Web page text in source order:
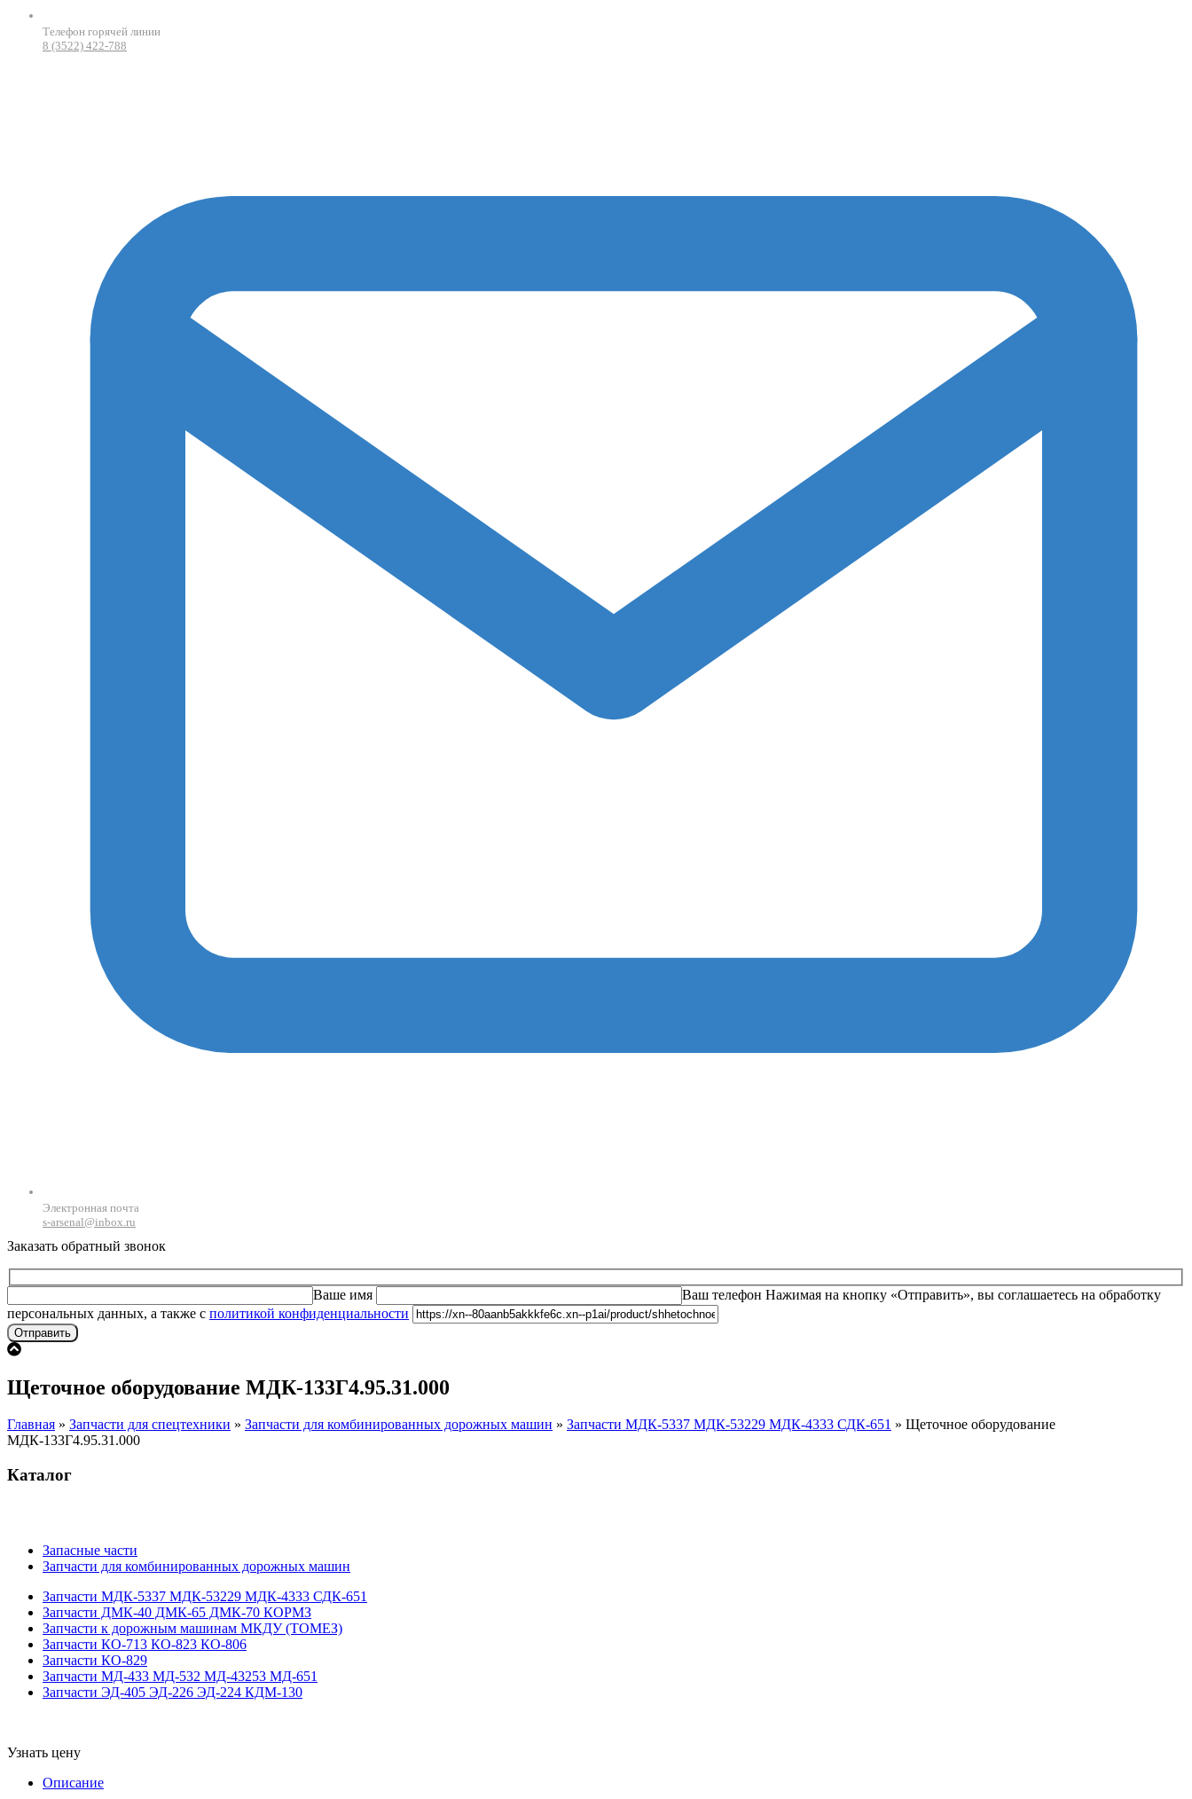
Телефон горячей линии
8 (3522) 422-788
Электронная почта
s-arsenal@inbox.ru
Заказать обратный звонок
Ваше имя Ваш телефон Оставьте это поле пустым.
Нажимая на кнопку «Отправить», вы соглашаетесь на обработку
персональных данных, а также с политикой конфиденциальности
Щеточное оборудование МДК-133Г4.95.31.000
Главная » Запчасти для спецтехники » Запчасти для комбинированных дорожных машин » Запчасти МДК-5337 МДК-53229 МДК-4333 СДК-651 » Щеточное оборудование
МДК-133Г4.95.31.000
Каталог
Запасные части
Запчасти для комбинированных дорожных машин
Запчасти МДК-5337 МДК-53229 МДК-4333 СДК-651
Запчасти ДМК-40 ДМК-65 ДМК-70 КОРМЗ
Запчасти к дорожным машинам МКДУ (ТОМЕЗ)
Запчасти КО-713 КО-823 КО-806
Запчасти КО-829
Запчасти МД-433 МД-532 МД-43253 МД-651
Запчасти ЭД-405 ЭД-226 ЭД-224 КДМ-130
Узнать цену
Описание